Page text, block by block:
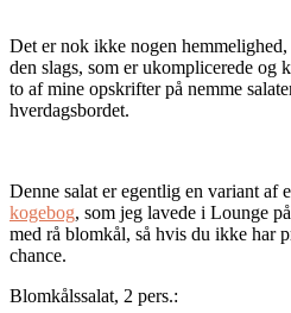
Det er nok ikke nogen
den slags, som er ukomplicerede og
to af mine opskrifter på nemme
hverdagsbordet.
Denne salat er egentlig en variant af
kogebog, som jeg lavede i Lounge
med rå blomkål, så hvis du ikke har
chance.
Blomkålssalat, 2 pers.: